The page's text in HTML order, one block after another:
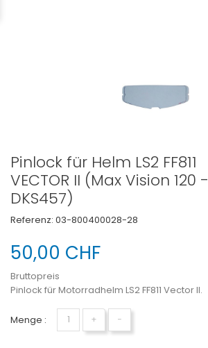
Pinlock für Helm LS2 FF811
VECTOR II (Max Vision 120 -
DKS457)
Referenz: 03-800400028-28
50,00 CHF
Bruttopreis
Pinlock für Motorradhelm LS2 FF811 Vector II.
Menge : + −